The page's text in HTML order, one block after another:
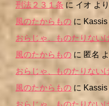
刑法２３１条 に イオ より
風のたからもの に Kassis
おらじゃ、ものたりない
風のたからもの に 匿名
おらじゃ、ものたりない
風のたからもの に Kassis
おらじゃ、ものたりない